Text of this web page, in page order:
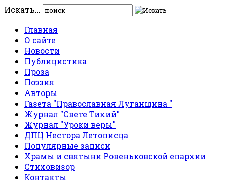
Искать...
Главная
О сайте
Новости
Публицистика
Проза
Поэзия
Авторы
Газета "Православная Луганщина "
Журнал "Свете Тихий"
Журнал "Уроки веры"
ДПЦ Нестора Летописца
Популярные записи
Храмы и святыни Ровеньковской епархии
Стиховизор
Контакты